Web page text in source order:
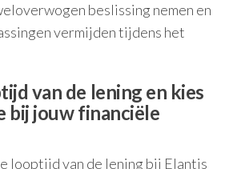
beslissing nemen en
vermijden tijdens het
van de lening en kies
bij jouw financiële
looptijd van de lening bij Elantis